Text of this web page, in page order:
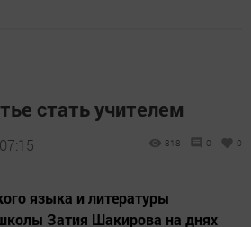
стать учителем
818 0 0
языка и литературы
Затия Шакирова на днях